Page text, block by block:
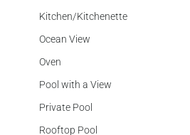
Kitchen/Kitchenette
Ocean View
Oven
Pool with a View
Private Pool
Rooftop Pool